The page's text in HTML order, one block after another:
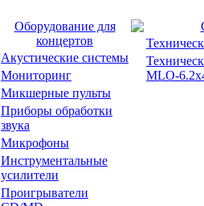
Оборудование для
концертов
Акустические системы
Мониторинг
Микшерные пульты
Приборы обработки
звука
Микрофоны
Инструментальные
усилители
Проигрыватели
MLO-